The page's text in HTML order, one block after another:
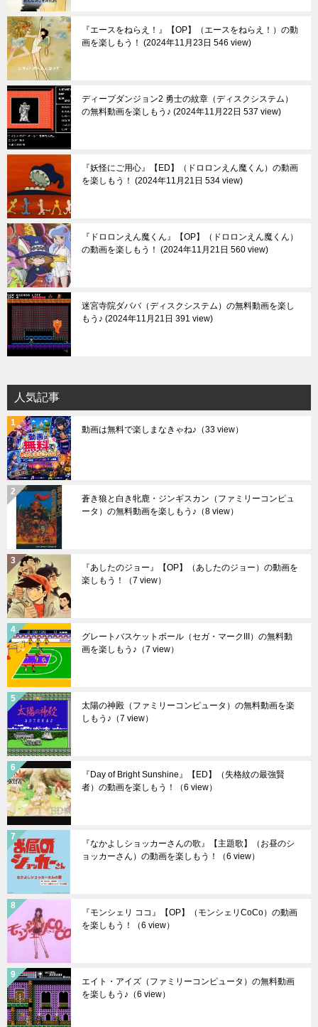
『エースをねらえ！』【OP】（エースをねらえ！）の動
画を楽しもう！
2024年11月23日 546 view
ディープダンジョン2 勇士の紋章（ディスクシステム）
の無料動画を楽しもう♪ 2024年11月22日 537 view
『妖怪にご用心』【ED】（ドロロンえん魔くん）の動画
を楽しもう！
2024年11月21日 534 view
『ドロロンえん魔くん』【OP】（ドロロンえん魔くん）
の動画を楽しもう！
2024年11月21日 560 view
迷宮寺院ダババ（ディスクシステム）の無料動画を楽し
もう♪ 2024年11月21日 391 view
人気記事
動画は無料で楽しまなきゃね♪ （33 view）
蒼き狼と白き牝鹿・ジンギスカン（ファミリーコンピュ
ータ）の無料動画を楽しもう♪ （8 view）
『あしたのジョー』【OP】（あしたのジョー）の動画を
楽しもう！
（7 view）
グレートバスケットボール（セガ・マークIII）の無料動
画を楽しもう♪ （7 view）
太陽の神殿（ファミリーコンピュータ）の無料動画を楽
しもう♪ （7 view）
『Day of Bright Sunshine』【ED】（失格紋の最強賢
者）の動画を楽しもう！
（6 view）
『なかよしショッカーさんの歌』【主題歌】（お昼のシ
ョッカーさん）の動画を楽しもう！
（6 view）
『モンシェリ ココ』【OP】（モンシェリCoCo）の動画
を楽しもう！
（6 view）
エイト・アイズ（ファミリーコンピュータ）の無料動画
を楽しもう♪ （6 view）